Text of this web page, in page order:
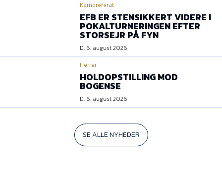
Kampreferat
EFB ER STENSIKKERT VIDERE I
POKALTURNERINGEN EFTER
STORSEJR PÅ FYN
D. 6. august 2026
Herrer
HOLDOPSTILLING MOD
BOGENSE
D. 6. august 2026
SE ALLE NYHEDER